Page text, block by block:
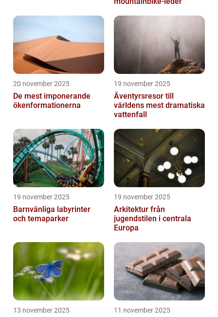
20 november 2025
De mest imponerande
ökenformationerna
19 november 2025
Äventyrsresor till
världens mest dramatiska
vattenfall
19 november 2025
Barnvänliga labyrinter
och temaparker
19 november 2025
Arkitektur från
jugendstilen i centrala
Europa
13 november 2025 11 november 2025